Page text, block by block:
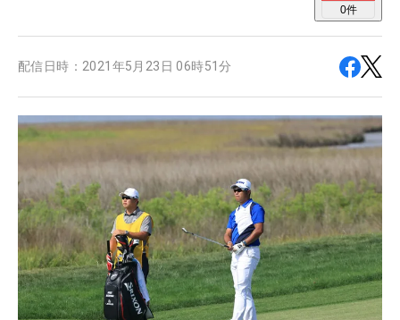
0件
配信日時： 2021年5月23日 06時51分